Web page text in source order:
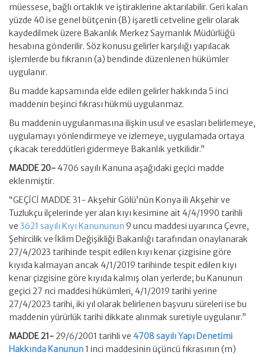
müessese, bağlı ortaklık ve iştiraklerine aktarılabilir. Geri kalan
yüzde 40 ise genel bütçenin (B) işaretli cetveline gelir olarak
kaydedilmek üzere Bakanlık Merkez Saymanlık Müdürlüğü
hesabına gönderilir. Söz konusu gelirler karşılığı yapılacak
işlemlerde bu fıkranın (a) bendinde düzenlenen hükümler
uygulanır.
Bu madde kapsamında elde edilen gelirler hakkında 5 inci
maddenin beşinci fıkrası hükmü uygulanmaz.
Bu maddenin uygulanmasına ilişkin usul ve esasları belirlemeye,
uygulamayı yönlendirmeye ve izlemeye, uygulamada ortaya
çıkacak tereddütleri gidermeye Bakanlık yetkilidir.”
MADDE 20- 4706 sayılı Kanuna aşağıdaki geçici madde
eklenmiştir.
“GEÇİCİ MADDE 31- Akşehir Gölü’nün Konya ili Akşehir ve
Tuzlukçu ilçelerinde yer alan kıyı kesimine ait 4/4/1990 tarihli
ve 3621 sayılı Kıyı Kanununun 9 uncu maddesi uyarınca Çevre,
Şehircilik ve İklim Değişikliği Bakanlığı tarafından onaylanarak
27/4/2023 tarihinde tespit edilen kıyı kenar çizgisine göre
kıyıda kalmayan ancak 4/1/2019 tarihinde tespit edilen kıyı
kenar çizgisine göre kıyıda kalmış olan yerlerde; bu Kanunun
geçici 27 nci maddesi hükümleri, 4/1/2019 tarihi yerine
27/4/2023 tarihi, iki yıl olarak belirlenen başvuru süreleri ise bu
maddenin yürürlük tarihi dikkate alınmak suretiyle uygulanır.”
MADDE 21-29/6/2001 tarihli ve 4708 sayılı Yapı Denetimi
Hakkında Kanunun 1 inci maddesinin üçüncü fıkrasının (m)